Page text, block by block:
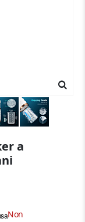
a
Non